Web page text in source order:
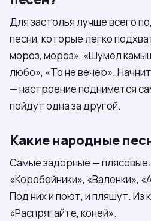
Для застолья лучше всего
песни, которые легко
мороз, мороз», «Шумел
любо», «То не вечер».
— настроение поднимется
пойдут одна за другой.
Какие народные
Самые задорные — плясовые:
«Коробейники», «Валенки»,
Под них и поют, и пляшут. Из
«Распрягайте, коней».